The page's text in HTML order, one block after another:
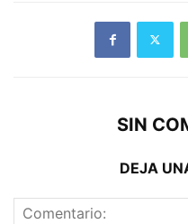
SIN
DEJA